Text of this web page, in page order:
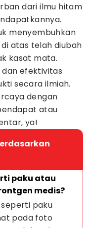
dari ilmu hitam
menyembuhkan
atas telah diubah
kasat mata.
efektivitas
secara ilmiah.
dengan
atau
ya!
paku atau
medis?
paku
pada foto